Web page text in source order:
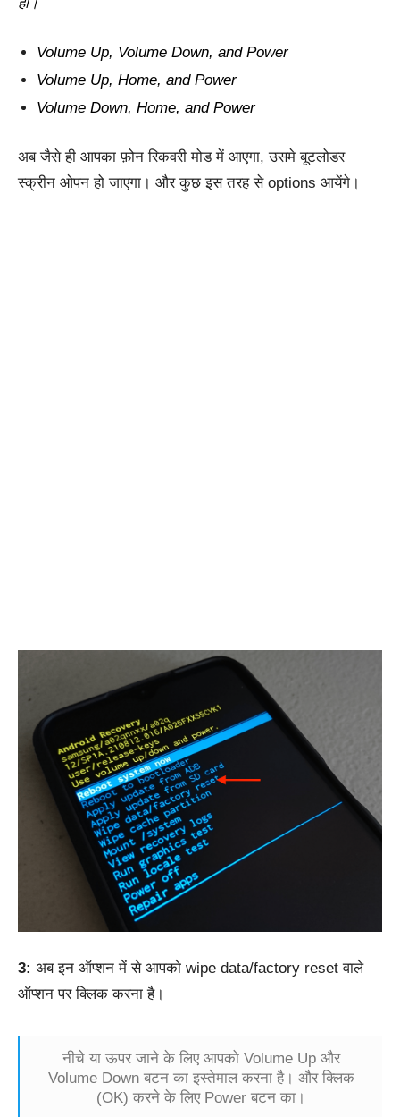
Volume Up, Volume Down, and Power
Volume Up, Home, and Power
Volume Down, Home, and Power
अब जैसे ही आपका फ़ोन रिकवरी मोड में आएगा, उसमे बूटलोडर
स्क्रीन ओपन हो जाएगा। और कुछ इस तरह से options आयेंगे।
3: अब इन ऑप्शन में से आपको wipe data/factory reset वाले
ऑप्शन पर क्लिक करना है।
नीचे या ऊपर जाने के लिए आपको Volume Up और
Volume Down बटन का इस्तेमाल करना है। और क्लिक
(OK) करने के लिए Power बटन का।